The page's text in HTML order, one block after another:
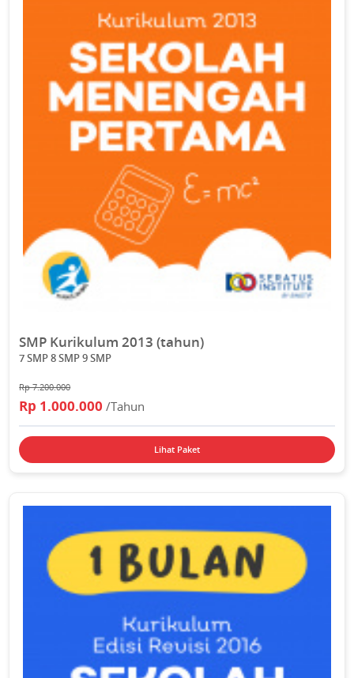
SMP Kurikulum 2013 (tahun)
7 SMP 8 SMP 9 SMP
Rp 7.200.000
Rp 1.000.000/Tahun
Lihat Paket